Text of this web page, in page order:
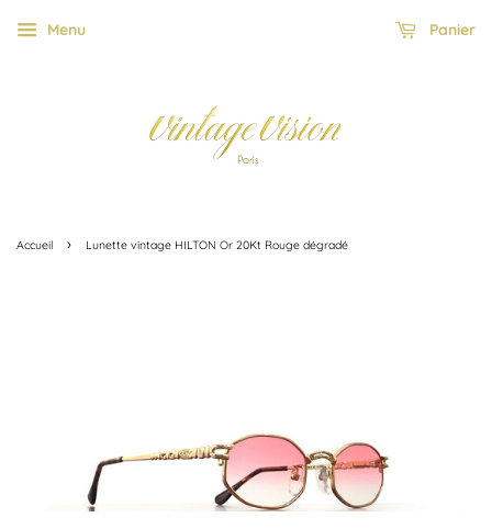
Menu Panier
Accueil › Lunette vintage HILTON Or 20Kt Rouge dégradé